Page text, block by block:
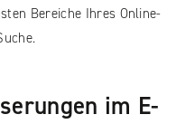
Bereiche Ihres Online-
im E-